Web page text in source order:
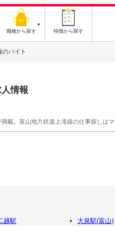
職種から探す 特徴から探す
バイト
情報
載。富山地方鉄道上滝線の仕事探しはマ
越駅
大泉駅(富山)